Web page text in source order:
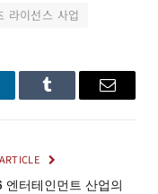
라이선스 사업
Tumblr Email
엔터테인먼트 산업의